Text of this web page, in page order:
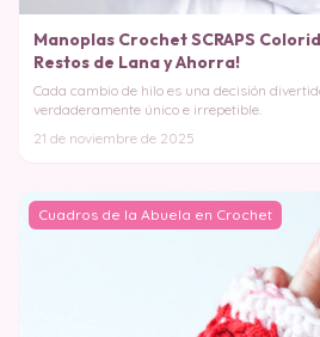
Manoplas Crochet SCRAPS
Restos de Lana y Ahorra!
Cada cambio de hilo es una decisión
verdaderamente único e irrepetible.
21 de noviembre de 2025
Cuadros de la Abuela en Crochet